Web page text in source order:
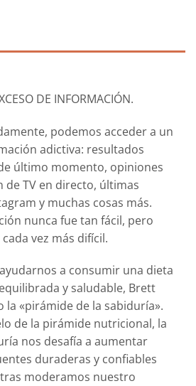
DE INFORMACIÓN.
podemos acceder a un
adictiva: resultados
último momento, opiniones
TV en directo, últimas
y muchas cosas más.
nunca fue tan fácil, pero
vez más difícil.
a consumir una dieta
y saludable, Brett
la «pirámide de la sabiduría».
de la pirámide nutricional, la
nos desafía a aumentar
duraderas y confiables
moderamos nuestro